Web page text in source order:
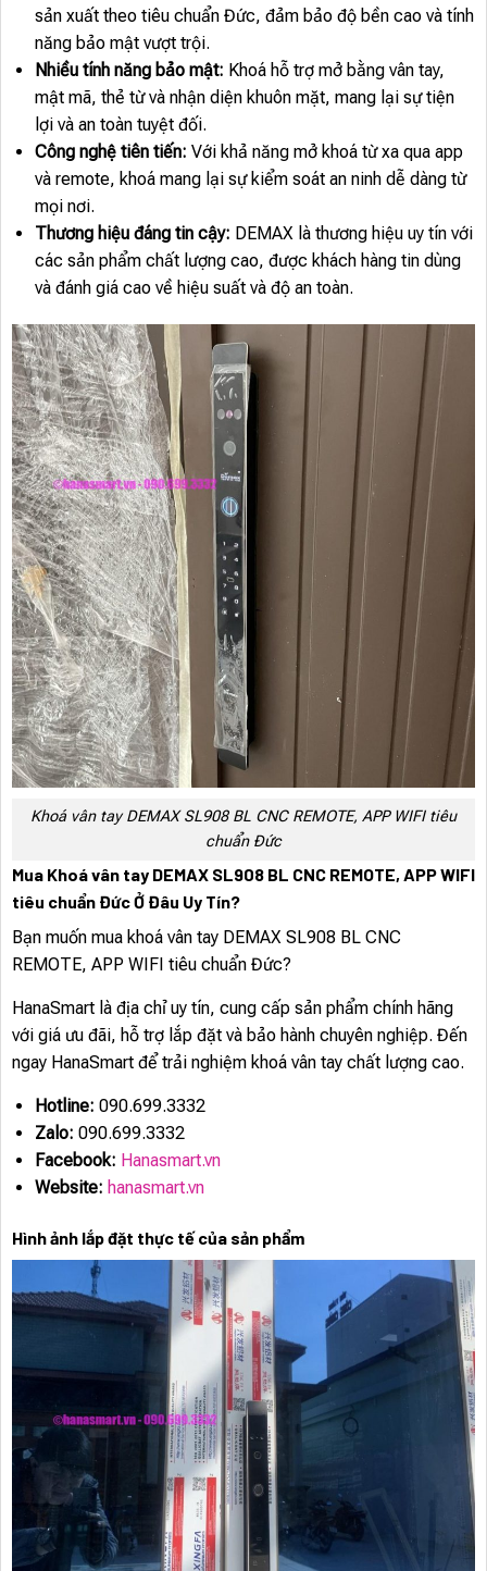
sản xuất theo tiêu chuẩn Đức, đảm bảo độ bền cao và tính
năng bảo mật vượt trội.
Nhiều tính năng bảo mật: Khoá hỗ trợ mở bằng vân tay,
mật mã, thẻ từ và nhận diện khuôn mặt, mang lại sự tiện
lợi và an toàn tuyệt đối.
Công nghệ tiên tiến: Với khả năng mở khoá từ xa qua app
và remote, khoá mang lại sự kiểm soát an ninh dễ dàng từ
mọi nơi.
Thương hiệu đáng tin cậy: DEMAX là thương hiệu uy tín với
các sản phẩm chất lượng cao, được khách hàng tin dùng
và đánh giá cao về hiệu suất và độ an toàn.
Khoá vân tay DEMAX SL908 BL CNC REMOTE, APP WIFI tiêu
chuẩn Đức
Mua Khoá vân tay DEMAX SL908 BL CNC REMOTE, APP WIFI
tiêu chuẩn Đức Ở Đâu Uy Tín?
Bạn muốn mua khoá vân tay DEMAX SL908 BL CNC
REMOTE, APP WIFI tiêu chuẩn Đức?
HanaSmart là địa chỉ uy tín, cung cấp sản phẩm chính hãng
với giá ưu đãi, hỗ trợ lắp đặt và bảo hành chuyên nghiệp. Đến
ngay HanaSmart để trải nghiệm khoá vân tay chất lượng cao.
Hotline: 090.699.3332
Zalo: 090.699.3332
Facebook: Hanasmart.vn
Website: hanasmart.vn
Hình ảnh lắp đặt thực tế của sản phẩm